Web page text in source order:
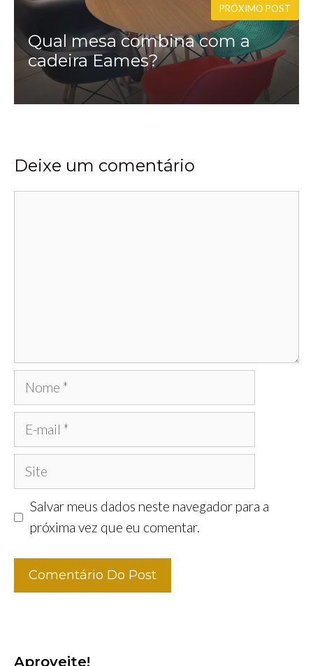
Qual mesa combina com a
cadeira Eames?
PRÓXIMO POST
Deixe um comentário
Nome
mail
Site
Salvar meus dados neste navegador para a
próxima vez que eu comentar.
Aproveite!